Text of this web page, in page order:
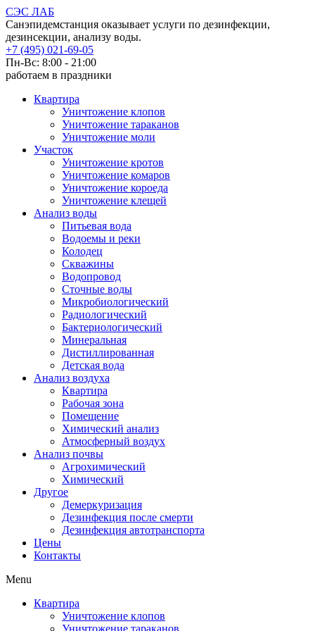
СЭС ЛАБ
Санэпидемстанция оказывает услуги по дезинфекции,
дезинсекции, анализу воды.
+7 (495) 021-69-05
Пн-Вс: 8:00 - 21:00
работаем в праздники
Квартира
Уничтожение клопов
Уничтожение тараканов
Уничтожение моли
Участок
Уничтожение кротов
Уничтожение комаров
Уничтожение короеда
Уничтожение клещей
Анализ воды
Питьевая вода
Водоемы и реки
Колодец
Скважины
Водопровод
Сточные воды
Микробиологический
Радиологический
Бактериологический
Минеральная
Дистиллированная
Детская вода
Анализ воздуха
Квартира
Рабочая зона
Помещение
Химический анализ
Атмосферный воздух
Анализ почвы
Агрохимический
Химический
Другое
Демеркуризация
Дезинфекция после смерти
Дезинфекция автотранспорта
Цены
Контакты
Menu
Квартира
Уничтожение клопов
Уничтожение тараканов